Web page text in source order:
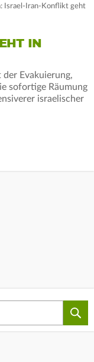
Israel-Iran-Konflikt geht
IN
der Evakuierung,
sofortige Räumung
israelischer